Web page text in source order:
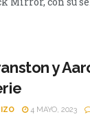
y
4 MAYO, 2023